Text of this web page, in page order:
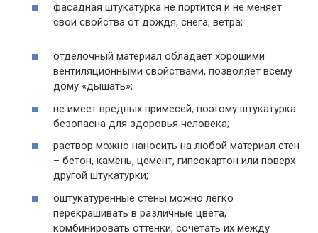
фасадная штукатурка не портится и не меняет
свои свойства от дождя, снега, ветра;
отделочный материал обладает хорошими
вентиляционными свойствами, позволяет всему
дому «дышать»;
не имеет вредных примесей, поэтому штукатурка
безопасна для здоровья человека;
раствор можно наносить на любой материал стен
– бетон, камень, цемент, гипсокартон или поверх
другой штукатурки;
оштукатуренные стены можно легко
перекрашивать в различные цвета,
комбинировать оттенки, сочетать их между